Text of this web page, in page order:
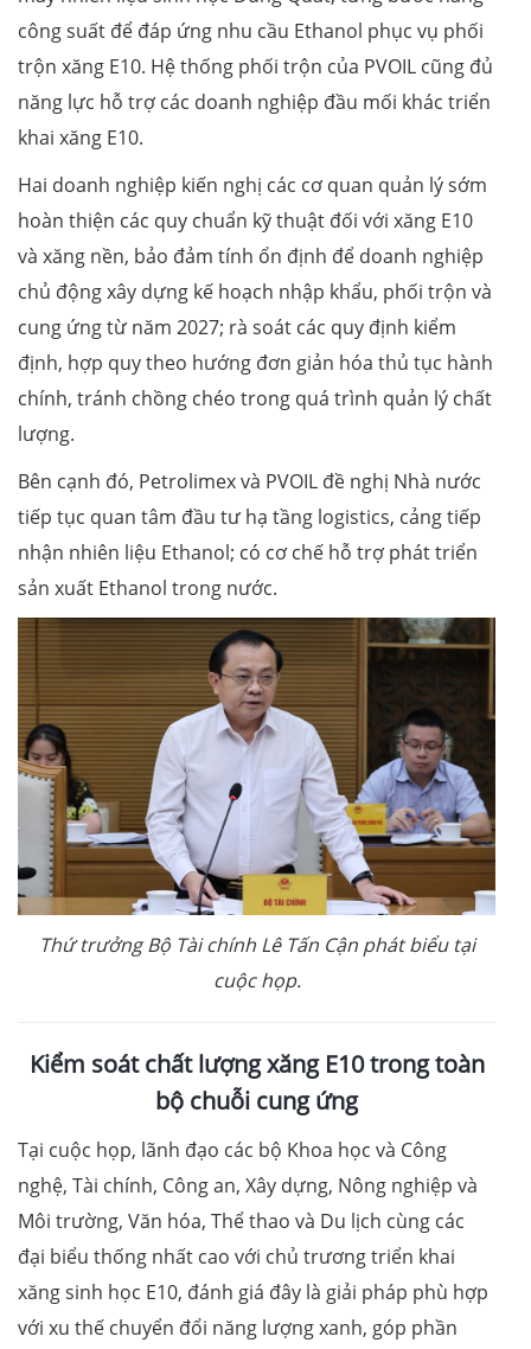
công suất để đáp ứng nhu cầu Ethanol phục vụ phối
trộn xăng E10. Hệ thống phối trộn của PVOIL cũng đủ
năng lực hỗ trợ các doanh nghiệp đầu mối khác triển
khai xăng E10.
Hai doanh nghiệp kiến nghị các cơ quan quản lý sớm
hoàn thiện các quy chuẩn kỹ thuật đối với xăng E10
và xăng nền, bảo đảm tính ổn định để doanh nghiệp
chủ động xây dựng kế hoạch nhập khẩu, phối trộn và
cung ứng từ năm 2027; rà soát các quy định kiểm
định, hợp quy theo hướng đơn giản hóa thủ tục hành
chính, tránh chồng chéo trong quá trình quản lý chất
lượng.
Bên cạnh đó, Petrolimex và PVOIL đề nghị Nhà nước
tiếp tục quan tâm đầu tư hạ tầng logistics, cảng tiếp
nhận nhiên liệu Ethanol; có cơ chế hỗ trợ phát triển
sản xuất Ethanol trong nước.
Thứ trưởng Bộ Tài chính Lê Tấn Cận phát biểu tại
cuộc họp.
Kiểm soát chất lượng xăng E10 trong toàn
bộ chuỗi cung ứng
Tại cuộc họp, lãnh đạo các bộ Khoa học và Công
nghệ, Tài chính, Công an, Xây dựng, Nông nghiệp và
Môi trường, Văn hóa, Thể thao và Du lịch cùng các
đại biểu thống nhất cao với chủ trương triển khai
xăng sinh học E10, đánh giá đây là giải pháp phù hợp
với xu thế chuyển đổi năng lượng xanh, góp phần